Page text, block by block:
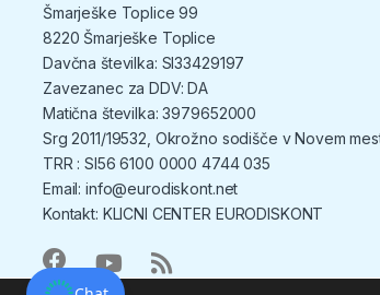
Šmarješke Toplice 99
8220 Šmarješke Toplice
Davčna številka: SI33429197
Zavezanec za DDV: DA
Matična številka: 3979652000
Srg 2011/19532, Okrožno sodišče v Novem
TRR : SI56 6100 0000 4744 035
Email: info@eurodiskont.net
Kontakt: KLICNI CENTER EURODISKONT